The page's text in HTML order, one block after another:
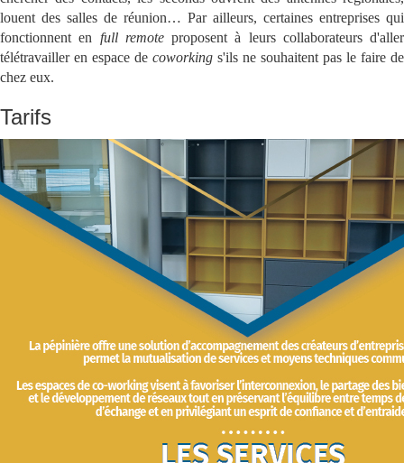
louent des salles de réunion… Par ailleurs, certaines entreprises qui
fonctionnent en full remoteproposent à leurs collaborateurs d'aller
télétravailler en espace de coworking s'ils ne souhaitent pas le faire de
chez eux.
Tarifs